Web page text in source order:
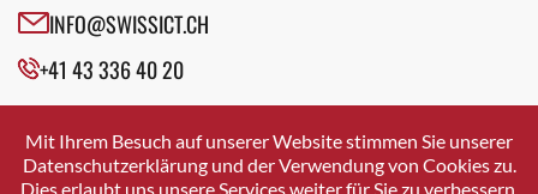
Crissier
Davos Platz
Dierikon
Dietikon
INFO@SWISSICT.CH
+41 43 336 40 20
SWISSICT
VULKANSTRASSE 120
8048 ZURICH
Mit Ihrem Besuch auf unserer Website stimmen Sie unserer
Datenschutzerklärung und der Verwendung von Cookies zu.
Dies erlaubt uns unsere Services weiter für Sie zu verbessern.